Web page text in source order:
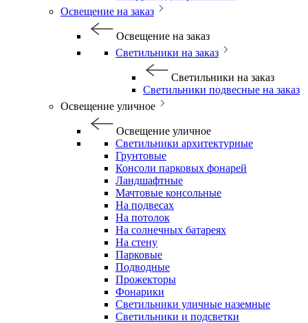
Освещение на заказ
Освещение на заказ
Светильники на заказ
Светильники на заказ
Светильники подвесные на заказ
Освещение уличное
Освещение уличное
Светильники архитектурные
Грунтовые
Консоли парковых фонарей
Ландшафтные
Мачтовые консольные
На подвесах
На потолок
На солнечных батареях
На стену
Парковые
Подводные
Прожекторы
Фонарики
Светильники уличные наземные
Светильники и подсветки